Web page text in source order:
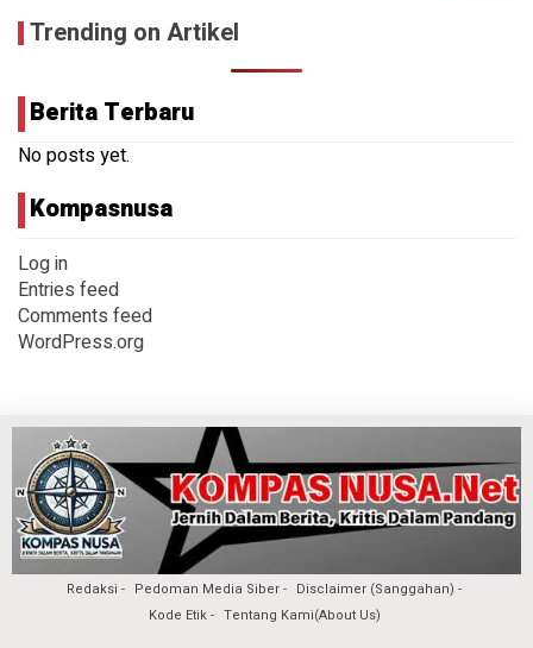
Trending on Artikel
Berita Terbaru
No posts yet.
Kompasnusa
Log in
Entries feed
Comments feed
WordPress.org
Redaksi Pedoman Media Siber
Disclaimer (Sanggahan)
Kode Etik
Tentang Kami(About Us)